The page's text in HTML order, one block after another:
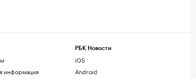
информация
РБК Новости
iOS
Android